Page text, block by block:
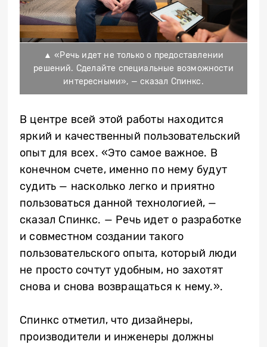
▲ «Речь идет не только о предоставлении
решений. Сделайте специальные возможности
интересными», — сказал Спинкс.
В центре всей этой работы находится
яркий и качественный пользовательский
опыт для всех. «Это самое важное. В
конечном счете, именно по нему будут
судить — насколько легко и приятно
пользоваться данной технологией, —
сказал Спинкс. — Речь идет о разработке
и совместном создании такого
пользовательского опыта, который люди
не просто сочтут удобным, но захотят
снова и снова возвращаться к нему.».
Спинкс отметил, что дизайнеры,
производители и инженеры должны